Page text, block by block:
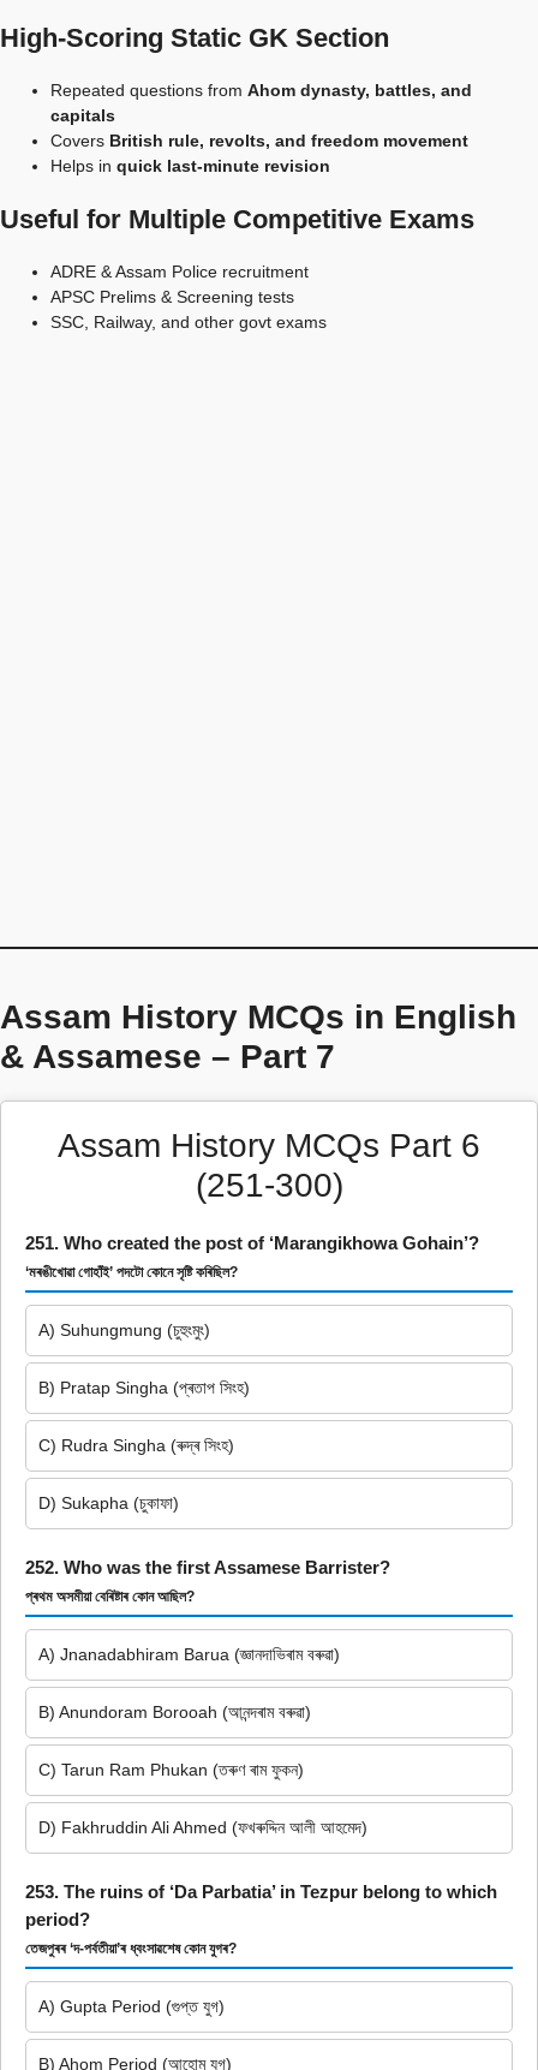
High-Scoring Static GK Section
Repeated questions from Ahom dynasty, battles, and
capitals
Covers British rule, revolts, and freedom movement
Helps in quick last-minute revision
Useful for Multiple Competitive Exams
ADRE & Assam Police recruitment
APSC Prelims & Screening tests
SSC, Railway, and other govt exams
Assam History MCQs in English
& Assamese – Part 7
Assam History MCQs Part 6
(251-300)
251. Who created the post of ‘Marangikhowa Gohain’?
‘মৰঙীখোৱা গোহাঁই’ পদটো কোনে সৃষ্টি কৰিছিল?
A) Suhungmung (চুহুংমুং)
B) Pratap Singha (প্ৰতাপ সিংহ)
C) Rudra Singha (ৰুদ্ৰ সিংহ)
D) Sukapha (চুকাফা)
252. Who was the first Assamese Barrister?
প্ৰথম অসমীয়া বেৰিষ্টাৰ কোন আছিল?
A) Jnanadabhiram Barua (জ্ঞানদাভিৰাম বৰুৱা)
B) Anundoram Borooah (আনন্দৰাম বৰুৱা)
C) Tarun Ram Phukan (তৰুণ ৰাম ফুকন)
D) Fakhruddin Ali Ahmed (ফখৰুদ্দিন আলী আহমেদ)
253. The ruins of ‘Da Parbatia’ in Tezpur belong to which
period?
তেজপুৰৰ ‘দ-পৰ্বতীয়া’ৰ ধ্বংসাৱশেষ কোন যুগৰ?
A) Gupta Period (গুপ্ত যুগ)
B) Ahom Period (আহোম যুগ)